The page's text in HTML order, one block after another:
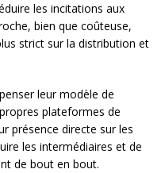
les incitations aux
bien que coûteuse,
strict sur la distribution et
leur modèle de
plateformes de
présence directe sur les
les intermédiaires et de
de bout en bout.